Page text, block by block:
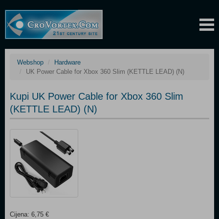
Webshop
Hardware
UK Power Cable for Xbox 360 Slim (KETTLE LEAD) (N)
Kupi UK Power Cable for Xbox 360 Slim
(KETTLE LEAD) (N)
Cijena: 6,75 €